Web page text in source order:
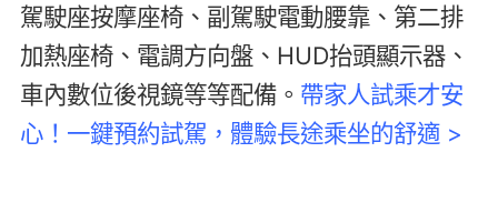
駕駛座按摩座椅、副駕駛電動腰靠、第二排
加熱座椅、電調方向盤、HUD抬頭顯示器、
車內數位後視鏡等等配備。 帶家人試乘才安
心！一鍵預約試駕，體驗長途乘坐的舒適 >